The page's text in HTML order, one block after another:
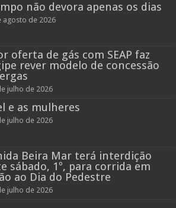
não devora apenas os dias
agosto de 2026
oferta de gás com SEAP faz
rever modelo de concessão
julho de 2026
e as mulheres
julho de 2026
Beira Mar terá interdição
sábado, 1º, para corrida em
ao Dia do Pedestre
julho de 2026